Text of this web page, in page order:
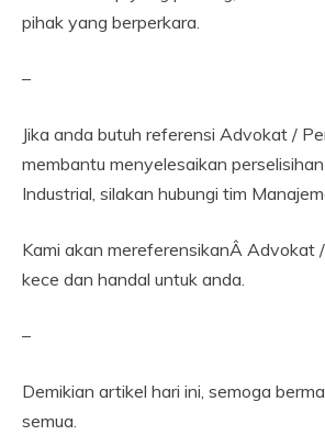
pihak yang berperkara.
–
Jika anda butuh referensi Advokat /
membantu menyelesaikan
Industrial, silakan hubungi tim
Kami akan mereferensikanÂ Advokat
kece dan handal untuk anda.
–
Demikian artikel hari ini, semoga
semua.